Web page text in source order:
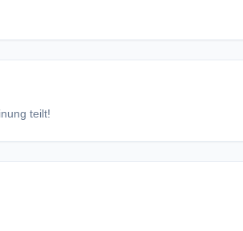
teilt!